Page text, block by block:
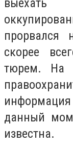
скорее
тюрем. На
данный
известна.